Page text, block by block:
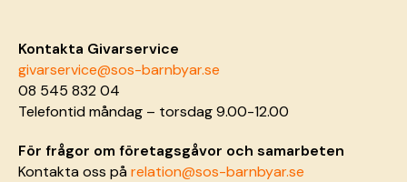
Kontakta Givarservice
givarservice@sos-barnbyar.se
08 545 832 04
Telefontid måndag – torsdag 9.00-12.00
För frågor om företagsgåvor och samarbeten
Kontakta oss pårelation@sos-barnbyar.se